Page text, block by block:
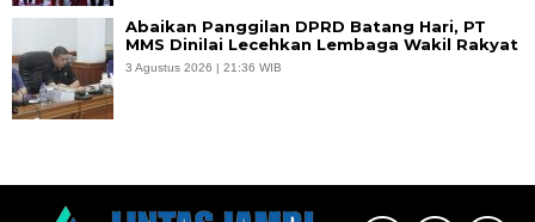
Abaikan Panggilan DPRD Batang Hari, PT
MMS Dinilai Lecehkan Lembaga Wakil Rakyat
3 Agustus 2026 | 21:36 WIB